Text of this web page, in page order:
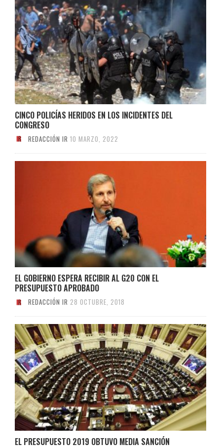
CINCO POLICÍAS HERIDOS EN LOS INCIDENTES DEL
CONGRESO
REDACCIÓN IR 10 MARZO, 2022
EL GOBIERNO ESPERA RECIBIR AL G20 CON EL
PRESUPUESTO APROBADO
REDACCIÓN IR 28 OCTUBRE, 2018
EL PRESUPUESTO 2019 OBTUVO MEDIA SANCIÓN